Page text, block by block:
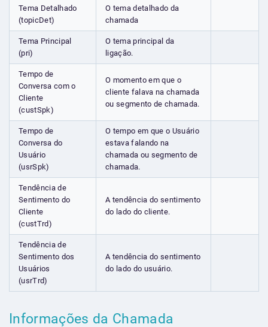
Tema Detalhado
(topicDet)
O tema detalhado da
chamada
Tema Principal
(pri)
O tema principal da
ligação.
Tempo de
Conversa com o
Cliente
(custSpk)
O momento em que o
cliente falava na chamada
ou segmento de chamada.
Tempo de
Conversa do
Usuário
(usrSpk)
O tempo em que o Usuário
estava falando na
chamada ou segmento de
chamada.
Tendência de
Sentimento do
Cliente
(custTrd)
A tendência do sentimento
do lado do cliente.
Tendência de
Sentimento dos
Usuários
(usrTrd)
A tendência do sentimento
do lado do usuário.
Informações da Chamada